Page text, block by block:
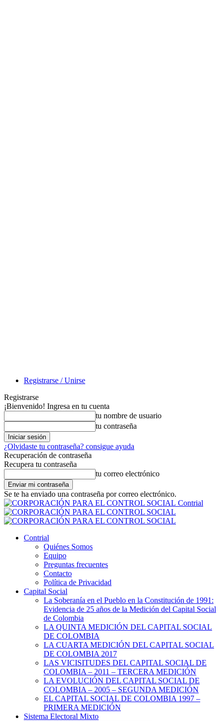
Registrarse / Unirse
Registrarse
¡Bienvenido! Ingresa en tu cuenta
tu nombre de usuario
tu contraseña
¿Olvidaste tu contraseña? consigue ayuda
Recuperación de contraseña
Recupera tu contraseña
tu correo electrónico
Se te ha enviado una contraseña por correo electrónico.
Contrial
Contrial
Quiénes Somos
Equipo
Preguntas frecuentes
Contacto
Política de Privacidad
Capital Social
La Soberanía en el Pueblo en la Constitución de 1991:
Evidencia de 25 años de la Medición del Capital Social
de Colombia
LA QUINTA MEDICIÓN DEL CAPITAL SOCIAL
DE COLOMBIA
LA CUARTA MEDICIÓN DEL CAPITAL SOCIAL
DE COLOMBIA 2017
LAS VICISITUDES DEL CAPITAL SOCIAL DE
COLOMBIA – 2011 – TERCERA MEDICIÓN
LA EVOLUCIÓN DEL CAPITAL SOCIAL DE
COLOMBIA – 2005 – SEGUNDA MEDICIÓN
EL CAPITAL SOCIAL DE COLOMBIA 1997 –
PRIMERA MEDICIÓN
Sistema Electoral Mixto